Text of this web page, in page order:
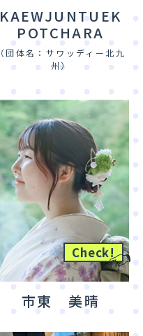
KAEWJUNTUEK
POTCHARA
（団体名：サワッディー北九
州）
Check!👈
市東 美晴